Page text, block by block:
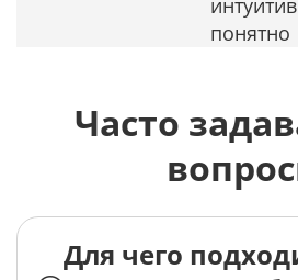
понятно
Часто
Для чего